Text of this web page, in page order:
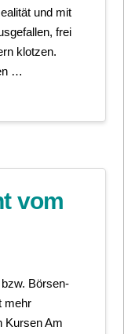
und mit
frei
klotzen.
…
vom
Börsen-
mehr
Kursen Am